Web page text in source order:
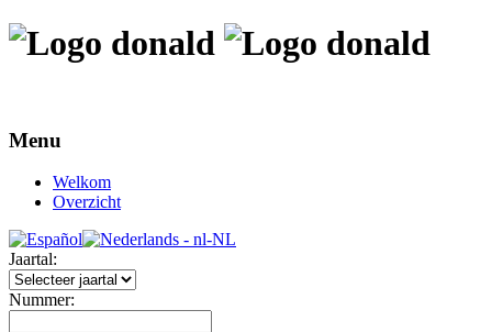
Menu
Welkom
Overzicht
Jaartal:
Nummer: